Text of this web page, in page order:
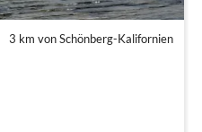
3 km von Schönberg-Kalifornien